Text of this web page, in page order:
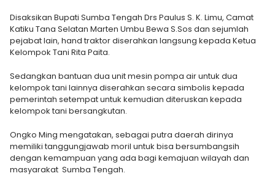
Disaksikan Bupati Sumba Tengah Drs Paulus S. K. Limu, Camat
Katiku Tana Selatan Marten Umbu Bewa S.Sos dan sejumlah
pejabat lain, hand traktor diserahkan langsung kepada Ketua
Kelompok Tani Rita Paita.
Sedangkan bantuan dua unit mesin pompa air untuk dua
kelompok tani lainnya diserahkan secara simbolis kepada
pemerintah setempat untuk kemudian diteruskan kepada
kelompok tani bersangkutan.
Ongko Ming mengatakan, sebagai putra daerah dirinya
memiliki tanggungjawab moril untuk bisa bersumbangsih
dengan kemampuan yang ada bagi kemajuan wilayah dan
masyarakat Sumba Tengah.